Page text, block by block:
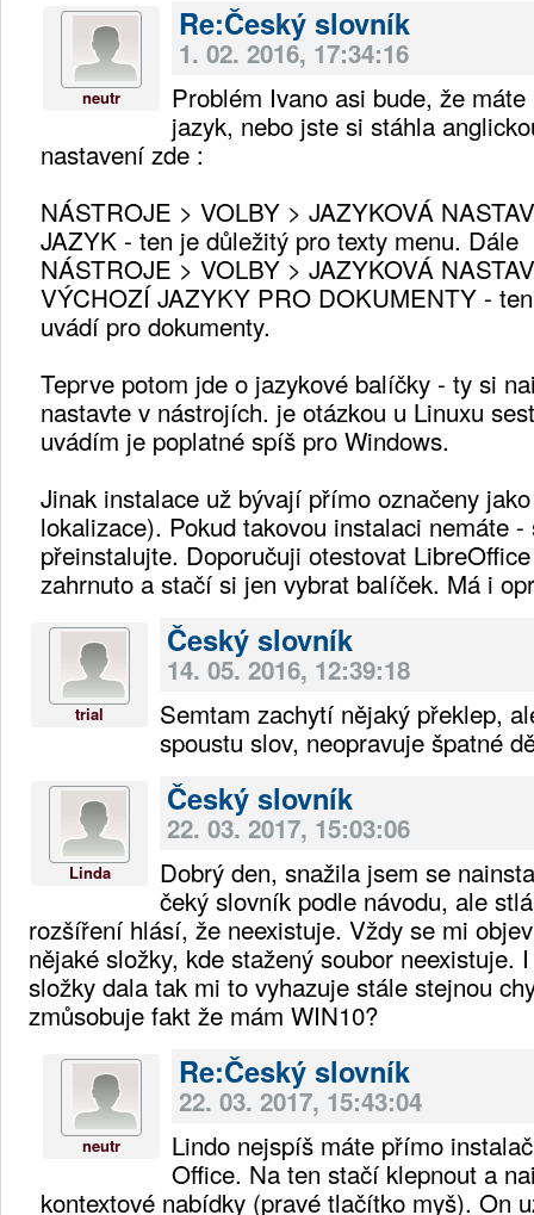
neutr
Re:Český slovník
1. 02. 2016, 17:34:16
Problém Ivano asi bude, že
jazyk, nebo jste si stáhla
nastavení zde :
NÁSTROJE > VOLBY > JAZYKOVÁ
JAZYK - ten je důležitý pro texty menu. Dále
NÁSTROJE > VOLBY > JAZYKOVÁ
VÝCHOZÍ JAZYKY PRO DOKUMENTY -
uvádí pro dokumenty.
Teprve potom jde o jazykové balíčky - ty si
nastavte v nástrojích. je otázkou u Linuxu
uvádím je poplatné spíš pro Windows.
Jinak instalace už bývají přímo označeny
lokalizace). Pokud takovou instalaci nemáte
přeinstalujte. Doporučuji otestovat
zahrnuto a stačí si jen vybrat balíček. Má i
trial
Český slovník
14. 05. 2016, 12:39:18
Semtam zachytí nějaký překlep,
spoustu slov, neopravuje špatné
Linda
Český slovník
22. 03. 2017, 15:03:06
Dobrý den, snažila jsem se
čeký slovník podle návodu, ale
rozšíření hlásí, že neexistuje. Vždy se mi
nějaké složky, kde stažený soubor neexistuje.
složky dala tak mi to vyhazuje stále stejnou
zmůsobuje fakt že mám WIN10?
neutr
Re:Český slovník
22. 03. 2017, 15:43:04
Lindo nejspíš máte přímo
Office. Na ten stačí klepnout a
kontextové nabídky (pravé tlačítko myš). On